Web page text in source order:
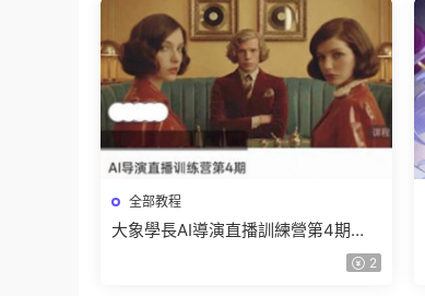
全部教程
大象學長AI導演直播訓練營第4期
2